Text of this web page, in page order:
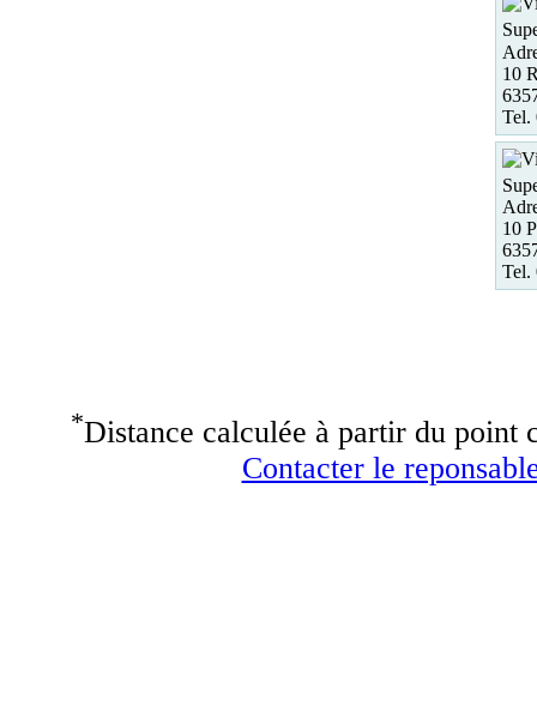
10
Tel.
10
Tel.
*Distance calculée à partir du point
Contacter le